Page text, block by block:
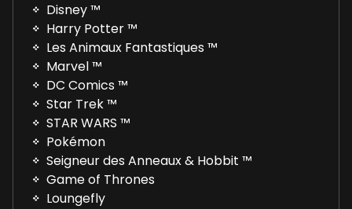
Disney ™
Harry Potter ™
Les Animaux Fantastiques ™
Marvel ™
DC Comics ™
Star Trek ™
STAR WARS ™
Pokémon
Seigneur des Anneaux & Hobbit ™
Game of Thrones
Loungefly